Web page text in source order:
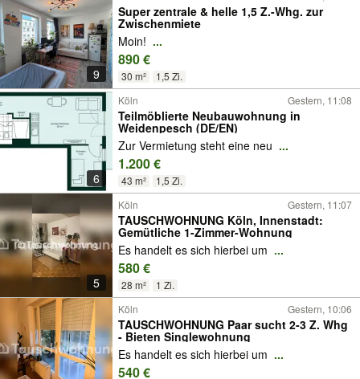
9
Super zentrale & helle 1,5 Z.-Whg. zur
Zwischenmiete
Moin! ...
890 €
30 m² 1,5 Zi.
6
Köln Gestern, 11:08
Teilmöblierte Neubauwohnung in
Weidenpesch (DE/EN)
Zur Vermietung steht eine neu ...
1.200 €
43 m² 1,5 Zi.
5
Köln Gestern, 11:07
TAUSCHWOHNUNG Köln, Innenstadt:
Gemütliche 1-Zimmer-Wohnung
Es handelt es sich hierbei um ...
580 €
28 m² 1 Zi.
Köln Gestern, 10:06
TAUSCHWOHNUNG Paar sucht 2-3 Z. Whg
- Bieten Singlewohnung
Es handelt es sich hierbei um ...
540 €